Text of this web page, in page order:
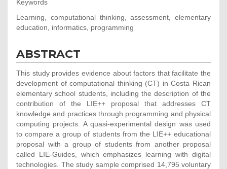
Keywords
Learning, computational thinking, assessment, elementary
education, informatics, programming
ABSTRACT
This study provides evidence about factors that facilitate the
development of computational thinking (CT) in Costa Rican
elementary school students, including the description of the
contribution of the LIE++ proposal that addresses CT
knowledge and practices through programming and physical
computing projects. A quasi-experimental design was used
to compare a group of students from the LIE++ educational
proposal with a group of students from another proposal
called LIE-Guides, which emphasizes learning with digital
technologies. The study sample comprised 14,795 voluntary